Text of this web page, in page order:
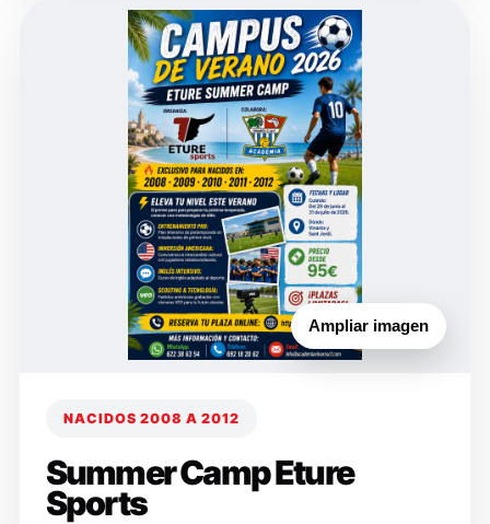
Ampliar imagen
NACIDOS 2008 A 2012
Summer Camp Eture
Sports